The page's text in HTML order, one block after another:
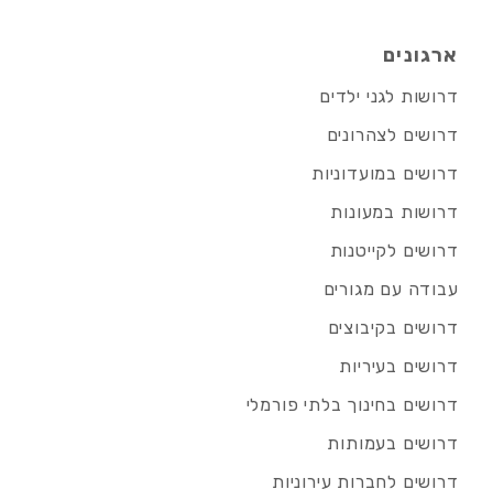
ארגונים
דרושות לגני ילדים
דרושים לצהרונים
דרושים במועדוניות
דרושות במעונות
דרושים לקייטנות
עבודה עם מגורים
דרושים בקיבוצים
דרושים בעיריות
דרושים בחינוך בלתי פורמלי
דרושים בעמותות
דרושים לחברות עירוניות